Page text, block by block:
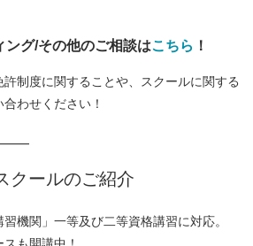
ング/その他のご相談はこちら ！
制度に関することや、スクールに関する
わせください！
クールのご紹介
機関」一等及び二等資格講習に対応。
も開講中！